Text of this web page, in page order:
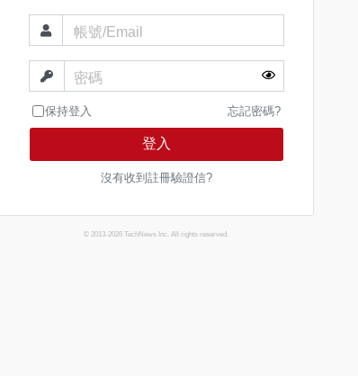
帳號/Email
密碼
保持登入 忘記密碼?
登入
沒有收到註冊驗證信?
© 2013-2026 TechNews Inc. All rights reserved.